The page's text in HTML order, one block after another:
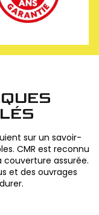
sur un savoir-
CMR est reconnu
couverture assurée.
et des ouvrages